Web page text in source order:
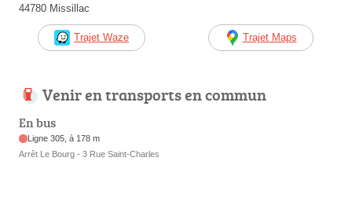
44780 Missillac
Trajet Waze Trajet Maps
Venir en transports en commun
En bus
Ligne 305, à 178 m
Arrêt Le Bourg - 3 Rue Saint-Charles